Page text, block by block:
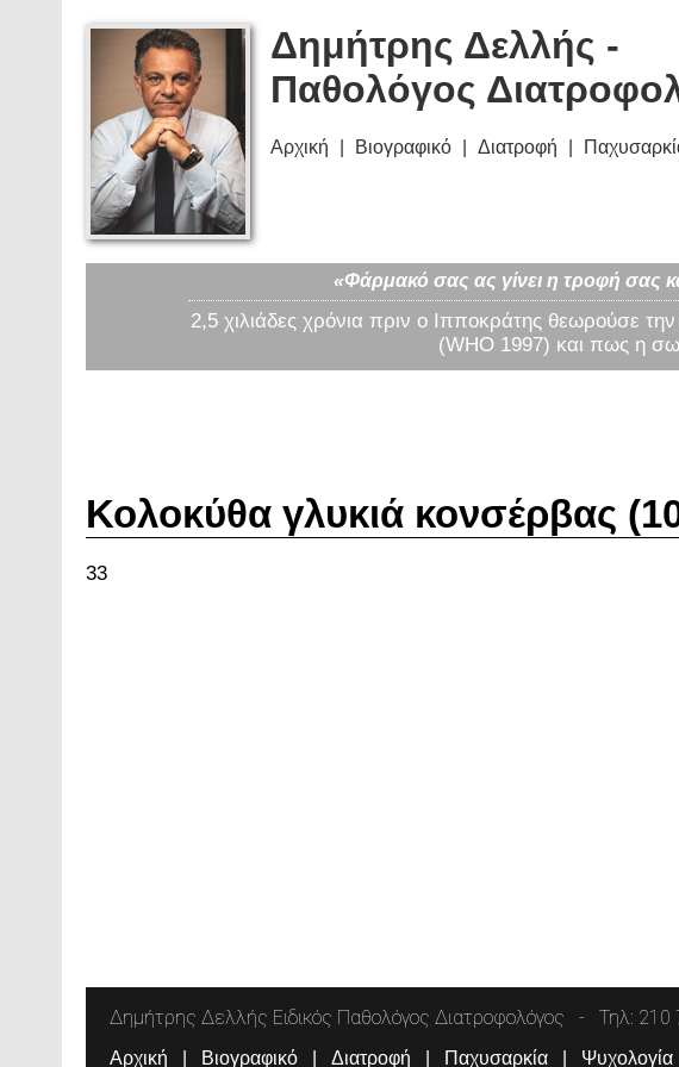
Δημήτρης Δελλής -
Παθολόγος
Αρχική Βιογραφικό Διατροφή
«Φάρμακό σας ας γίνει η τροφή σας
2,5 χιλιάδες χρόνια πριν ο Ιπποκράτης θεωρούσε
(WHO 1997) και πως η
Κολοκύθα γλυκιά κονσέρβας
33
Δημήτρης Δελλής Ειδικός Παθολόγος Διατροφολόγος Τηλ: 210
Αρχική Βιογραφικό Διατροφή Παχυσαρκία Ψυχολογία